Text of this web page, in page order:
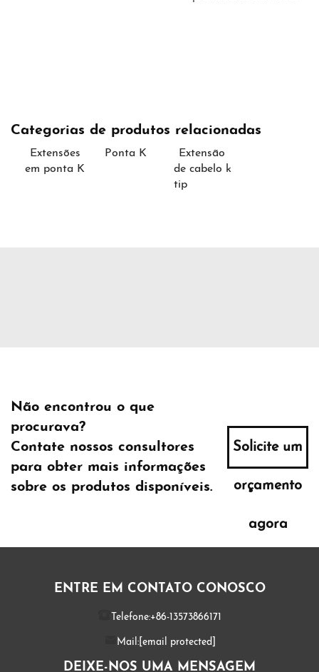
Categorias de produtos relacionadas
Extensões
em ponta K
Ponta K
Extensão
de cabelo k
tip
Não encontrou o que
procurava?
Contate nossos consultores
para obter mais informações
sobre os produtos disponíveis.
Solicite um
orçamento
agora
ENTRE EM CONTATO CONOSCO
Telefone:+86-13573866171
Mail:[email protected]
DEIXE-NOS UMA MENSAGEM